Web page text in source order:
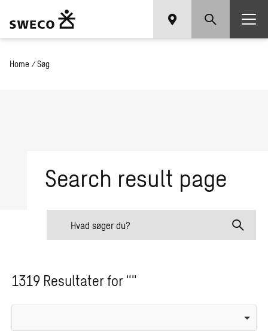
Home / Søg
Search result page
1319 Resultater for ""